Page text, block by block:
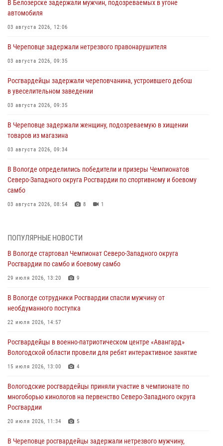
В Белозерске задержали мужчин, подозреваемых в угоне
автомобиля
03 августа 2026, 12:06
В Череповце задержали нетрезвого правонарушителя
03 августа 2026, 09:35
Росгвардейцы задержали череповчанина, устроившего дебош
в увеселительном заведении
03 августа 2026, 09:35
В Череповце задержали женщину, подозреваемую в хищении
товаров из магазина
03 августа 2026, 09:34
В Вологде определились победители и призеры Чемпионатов
Северо-Западного округа Росгвардии по спортивному и боевому
самбо
03 августа 2026, 08:54 8 1
ОХРАНЫ РОСГВАРДИИ В ВОЛОГОДСКОЙ ОБЛАСТИ ЗАДЕРЖАНО 23
02 августа 2026, 10:37
Росгвардейцы в г. Соколе задержали несовершеннолетнего
31 июля 2026, 06:43
В Вологде стартовал Чемпионат Северо-Западного округа
29 июля 2026, 13:20
В Вологде росгвардейцы задержали мужчину, подозреваемого в
29 июля 2026, 09:08
ПОПУЛЯРНЫЕ НОВОСТИ
В Вологде стартовал Чемпионат Северо-Западного округа
Росгвардии по самбо и боевому самбо
29 июля 2026, 13:20 9
В Вологде сотрудники Росгвардии спасли мужчину от
необдуманного поступка
22 июля 2026, 14:57
Росгвардейцы в военно-патриотическом центре «Авангард»
Вологодской области провели для ребят интерактивное занятие
15 июля 2026, 13:00 4
Вологодские росгвардейцы приняли участие в чемпионате по
многоборью кинологов на первенство Северо-Западного округа
Росгвардии
20 июля 2026, 11:34 5
В Череповце росгвардейцы задержали нетрезвого мужчину,